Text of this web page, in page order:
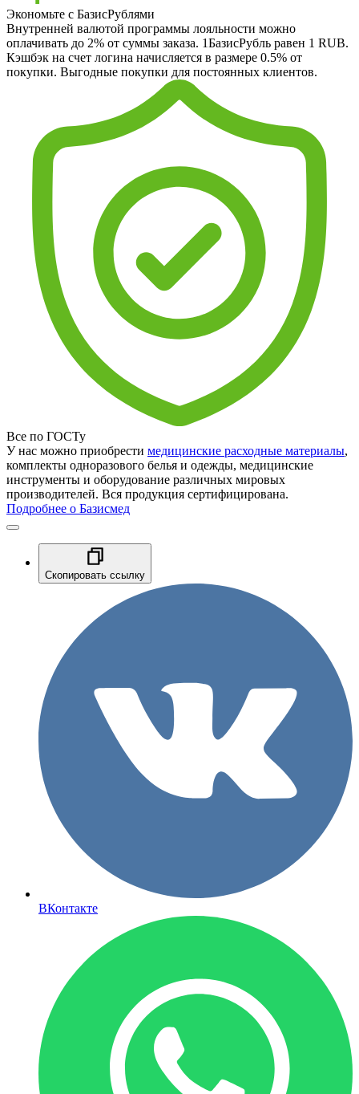
Экономьте с БазисРублями
Внутренней валютой программы лояльности можно
оплачивать до 2% от суммы заказа. 1БазисРубль равен 1 RUB.
Кэшбэк на счет логина начисляется в размере 0.5% от
покупки. Выгодные покупки для постоянных клиентов.
Все по ГОСТу
У нас можно приобрести медицинские расходные материалы,
комплекты одноразового белья и одежды, медицинские
инструменты и оборудование различных мировых
производителей. Вся продукция сертифицирована.
Подробнее о Базисмед
Скопировать ссылку
ВКонтакте